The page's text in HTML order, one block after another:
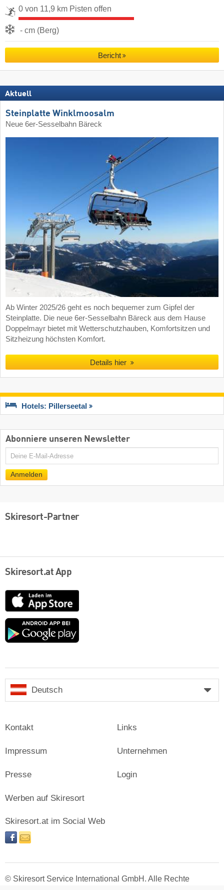
0 von 11,9 km Pisten offen
- cm (Berg)
Bericht
Aktuell
Steinplatte Winklmoosalm
Neue 6er-Sesselbahn Bäreck
Ab Winter 2025/26 geht es noch bequemer zum Gipfel der
Steinplatte. Die neue 6er-Sesselbahn Bäreck aus dem Hause
Doppelmayr bietet mit Wetterschutzhauben, Komfortsitzen und
Sitzheizung höchsten Komfort.
Details hier
Hotels: Pillerseetal
Abonniere unseren Newsletter
E-
Anmelden
Skiresort-Partner
Skiresort.at App
App
Store
Google
Deutsch
Kontakt
Impressum
Presse
Links
Unternehmen
Login
Werben auf Skiresort
Skiresort.at im Social Web
facebooknewsletter
© Skiresort Service International GmbH. Alle Rechte